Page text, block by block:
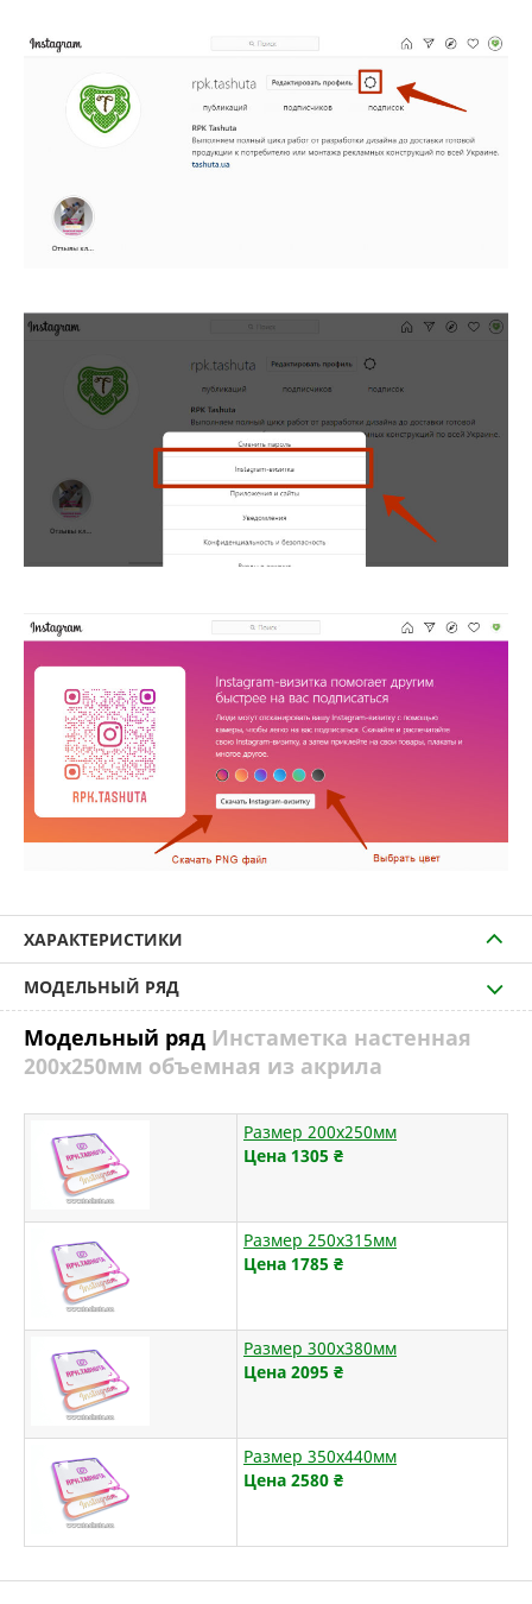
ХАРАКТЕРИСТИКИ
МОДЕЛЬНЫЙ РЯД
Модельный ряд Инстаметка настенная
200х250мм объемная из акрила
Размер 200х250мм
Цена 1305 ₴
Размер 250х315мм
Цена 1785 ₴
Размер 300х380мм
Цена 2095 ₴
Размер 350х440мм
Цена 2580 ₴